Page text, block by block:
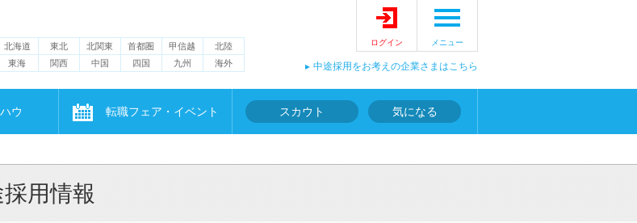
北海道 東北 北関東 首都圏 甲信越
北陸
東海
関西 中国 四国 九州 海外
ログイン メニュー
中途採用をお考えの企業さまはこちら
ウ 転職フェア・イベント スカウト 気になる
用情報